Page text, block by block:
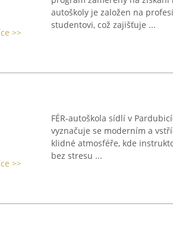
>>
autoškoly je založen na
studentovi, což zajišťuje ...
>>
FÉR-autoškola sídlí v
vyznačuje se moderním a
klidné atmosféře, kde
bez stresu ...